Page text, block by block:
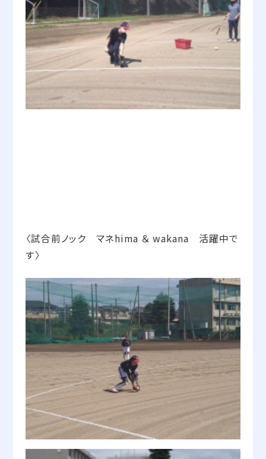
〈試合前ノック マネhima ＆ wakana 活躍中で
す〉